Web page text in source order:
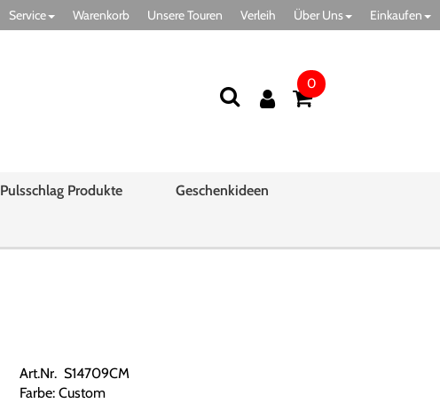
Service Warenkorb Unsere Touren Verleih Über Uns Einkaufen
0
Pulsschlag Produkte Geschenkideen
Art.Nr. S14709CM
Farbe: Custom